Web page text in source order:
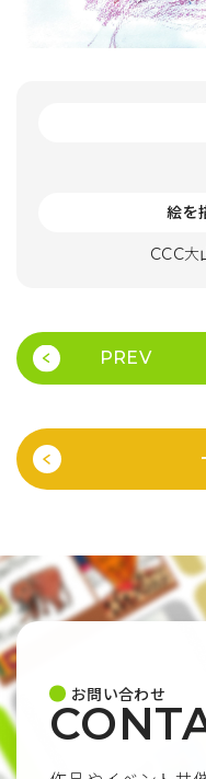
絵を
CCC大
PREV
お問い合わせ